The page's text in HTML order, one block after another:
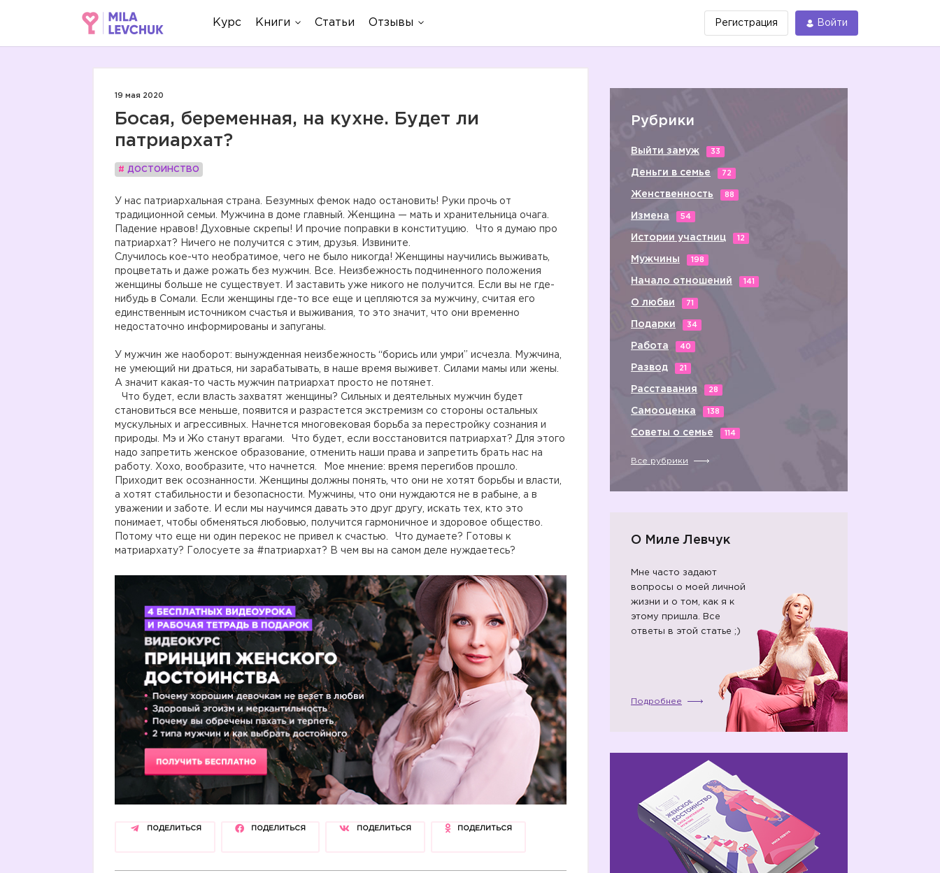
Курс Книги Статьи Отзывы Регистрация Войти
19 мая 2020
Босая, беременная, на кухне. Будет ли
патриархат?
# ДОСТОИНСТВО
У нас патриархальная страна. Безумных фемок надо остановить! Руки прочь от
традиционной семьи. Мужчина в доме главный. Женщина — мать и хранительница очага.
Падение нравов! Духовные скрепы! И прочие поправки в конституцию.⠀Что я думаю про
патриархат? Ничего не получится с этим, друзья. Извините.⠀
Случилось кое-что необратимое, чего не было никогда! Женщины научились выживать,
процветать и даже рожать без мужчин. Все. Неизбежность подчиненного положения
женщины больше не существует. И заставить уже никого не получится. Если вы не где-
нибудь в Сомали. Если женщины где-то все еще и цепляются за мужчину, считая его
единственным источником счастья и выживания, то это значит, что они временно
недостаточно информированы и запуганы.
У мужчин же наоборот: вынужденная неизбежность “борись или умри” исчезла. Мужчина,
не умеющий ни драться, ни зарабатывать, в наше время выживет. Силами мамы или жены.
А значит какая-то часть мужчин патриархат просто не потянет.
⠀Что будет, если власть захватят женщины? Сильных и деятельных мужчин будет
становиться все меньше, появится и разрастется экстремизм со стороны остальных
мускульных и агрессивных. Начнется многовековая борьба за перестройку сознания и
природы. Мэ и Жо станут врагами.⠀Что будет, если восстановится патриархат? Для этого
надо запретить женское образование, отменить наши права и запретить брать нас на
работу. Хохо, вообразите, что начнется.⠀Мое мнение: время перегибов прошло.
Приходит век осознанности. Женщины должны понять, что они не хотят борьбы и власти,
а хотят стабильности и безопасности. Мужчины, что они нуждаются не в рабыне, а в
уважении и заботе. И если мы научимся давать это друг другу, искать тех, кто это
понимает, чтобы обменяться любовью, получится гармоничное и здоровое общество.
Потому что еще ни один перекос не привел к счастью.⠀Что думаете? Готовы к
матриархату? Голосуете за #патриархат? В чем вы на самом деле нуждаетесь?
ПОДЕЛИТЬСЯ ПОДЕЛИТЬСЯ ПОДЕЛИТЬСЯ ПОДЕЛИТЬСЯ
Рубрики
Выйти замуж 33
Деньги в семье 72
Женственность 88
Измена 54
Истории участниц 12
Мужчины 198
Начало отношений 141
О любви 71
Подарки 34
Работа 40
Развод 21
Расставания 28
Самооценка 138
Советы о семье 114
Все рубрики
О Миле Левчук
Мне часто задают
вопросы о моей личной
жизни и о том, как я к
этому пришла. Все
ответы в этой статье ;)
Подробнее